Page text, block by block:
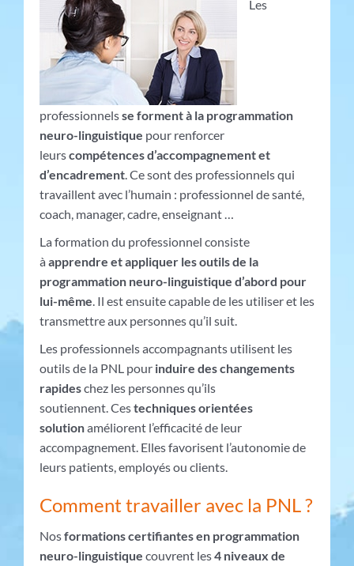
Les
professionnelsse forment à la programmation
neuro-linguistique pour renforcer
leurscompétences d’accompagnement et
d’encadrement. Ce sont des professionnels qui
travaillent avec l’humain : professionnel de santé,
coach, manager, cadre, enseignant …
La formation du professionnel consiste
à apprendre et appliquer les outils de la
programmation neuro-linguistique d’abord pour
lui-même . Il est ensuite capable de les utiliser et les
transmettre aux personnes qu’il suit.
Les professionnels accompagnants utilisent les
outils de la PNL pourinduire des changements
rapideschez les personnes qu’ils
soutiennent. Cestechniques orientées
solutionaméliorent l’efficacité de leur
accompagnement. Elles favorisent l’autonomie de
leurs patients, employés ou clients.
Comment travailler avec la PNL ?
Nosformations certifiantes en programmation
neuro-linguistique couvrent les4 niveaux de